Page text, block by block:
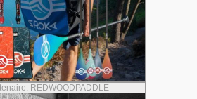
REDWOODPADDLE